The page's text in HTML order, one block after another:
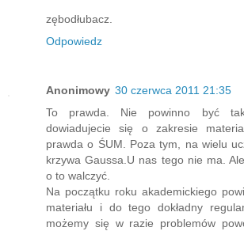
zębodłubacz.
Odpowiedz
Anonimowy 30 czerwca 2011 21:35
To prawda. Nie powinno być
dowiadujecie się o zakresie
prawda o ŚUM. Poza tym, na wielu
krzywa Gaussa.U nas tego nie ma.
o to walczyć.
Na początku roku akademickiego
materiału i do tego dokładny
możemy się w razie problemów